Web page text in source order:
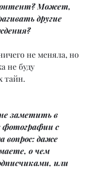
Может,
другие
не меняла, но
не буду
тайн.
заметить в
с
вопрос: даже
о чем
или